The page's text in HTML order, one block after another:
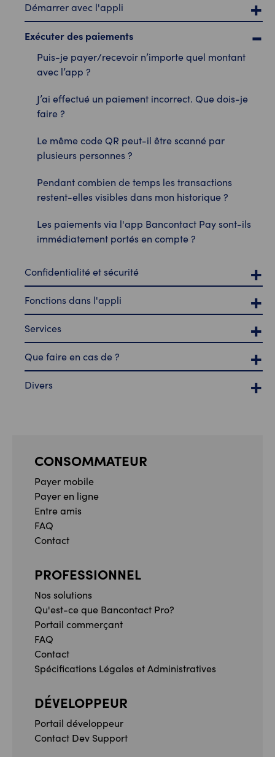
Démarrer avec l'appli
Exécuter des paiements
Puis-je payer/recevoir n’importe quel montant
avec l’app ?
J’ai effectué un paiement incorrect. Que dois-je
faire ?
Le même code QR peut-il être scanné par
plusieurs personnes ?
Pendant combien de temps les transactions
restent-elles visibles dans mon historique ?
Les paiements via l'app Bancontact Pay sont-ils
immédiatement portés en compte ?
Confidentialité et sécurité
Fonctions dans l'appli
Services
Que faire en cas de ?
Divers
CONSOMMATEUR
Payer mobile
Payer en ligne
Entre amis
FAQ
Contact
PROFESSIONNEL
Nos solutions
Qu'est-ce que Bancontact Pro?
Portail commerçant
FAQ
Contact
Spécifications Légales et Administratives
DÉVELOPPEUR
Portail développeur
Contact Dev Support